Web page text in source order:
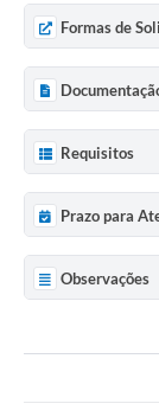
Formas de
Requisitos
Prazo para
Observações